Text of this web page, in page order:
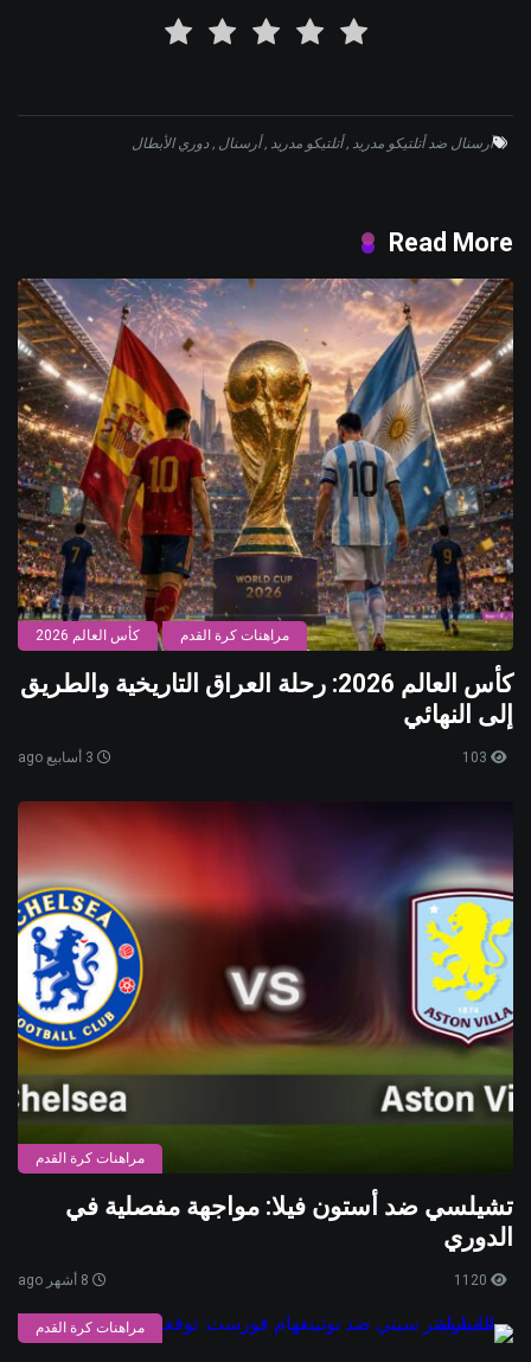
آرسنال ضد أتلتيكو مدريد ,أتلتيكو مدريد ,أرسنال ,دوري الأبطال
Read More
مراهنات كرة القدم كأس العالم 2026
كأس العالم 2026: رحلة العراق التاريخية والطريق
إلى النهائي
مراهنات كرة القدم
تشيلسي ضد أستون فيلا: مواجهة مفصلية في
الدوري
مراهنات كرة القدم